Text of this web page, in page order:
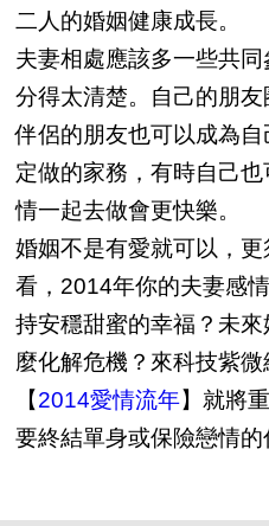
二人的婚姻健康成長。
夫妻相處應該多一些共
分得太清楚。自己的朋友
伴侶的朋友也可以成為
定做的家務，有時自己
情一起去做會更快樂。
婚姻不是有愛就可以，
看，2014年你的夫妻感
持安穩甜蜜的幸福？未
麼化解危機？來科技紫微
【2014愛情流年】就將
要終結單身或保險戀情的